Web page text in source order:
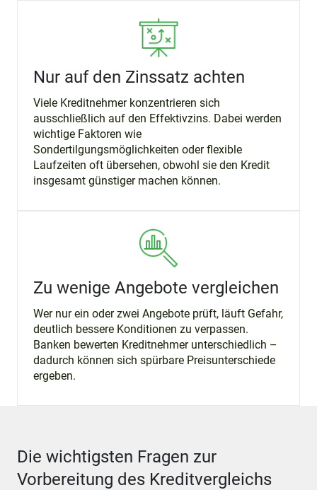
Nur auf den Zinssatz achten
Viele Kreditnehmer konzentrieren sich
ausschließlich auf den Effektivzins. Dabei werden
wichtige Faktoren wie
Sondertilgungsmöglichkeiten oder flexible
Laufzeiten oft übersehen, obwohl sie den Kredit
insgesamt günstiger machen können.
Zu wenige Angebote vergleichen
Wer nur ein oder zwei Angebote prüft, läuft Gefahr,
deutlich bessere Konditionen zu verpassen.
Banken bewerten Kreditnehmer unterschiedlich –
dadurch können sich spürbare Preisunterschiede
ergeben.
Die wichtigsten Fragen zur
Vorbereitung des Kreditvergleichs